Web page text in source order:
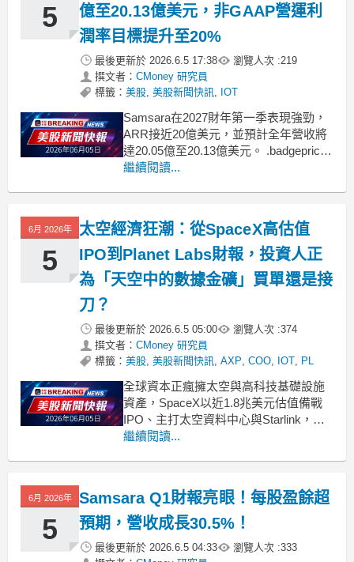
5
億至20.13億美元，非GAAP營運利
潤率目標提升至20%
最後更新於 2026.6.5 17:38 瀏覽人次 :219
撰文者： CMoney 研究員
標籤： 美股, 美股新聞快訊, IOT
Samsara在2027財年第一季表現強勁，
ARR接近20億美元，並預計全年營收將
達20.05億至20.13億美元。 .badgeprice-
container {
gap: 1rem !important;
繼續閱讀...
6月 2026年
5
太空經濟狂潮：從SpaceX高估值
IPO到Planet Labs財報，投資人正
為「天空中的數據金礦」買單還是接
刀？
最後更新於 2026.6.5 05:00 瀏覽人次 :374
撰文者： CMoney 研究員
標籤： 美股, 美股新聞快訊, AXP, COO, IOT, PL
全球資本正瘋擁太空與高科技基礎設施
資產，SpaceX以近1.8兆美元估值備戰
IPO、主打太空資料中心與Starlink，卻
在財務上持續虧損；Planet Labs營收大
太空與工業數據熱潮，可能在制度風險
與估值泡沫間拉鋸。 .b
繼續閱讀...
6月 2026年
5
Samsara Q1財報亮眼！每股盈餘超
預期，營收成長30.5%！
最後更新於 2026.6.5 04:33 瀏覽人次 :333